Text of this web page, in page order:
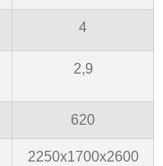
4
2,9
620
2250х1700х2600